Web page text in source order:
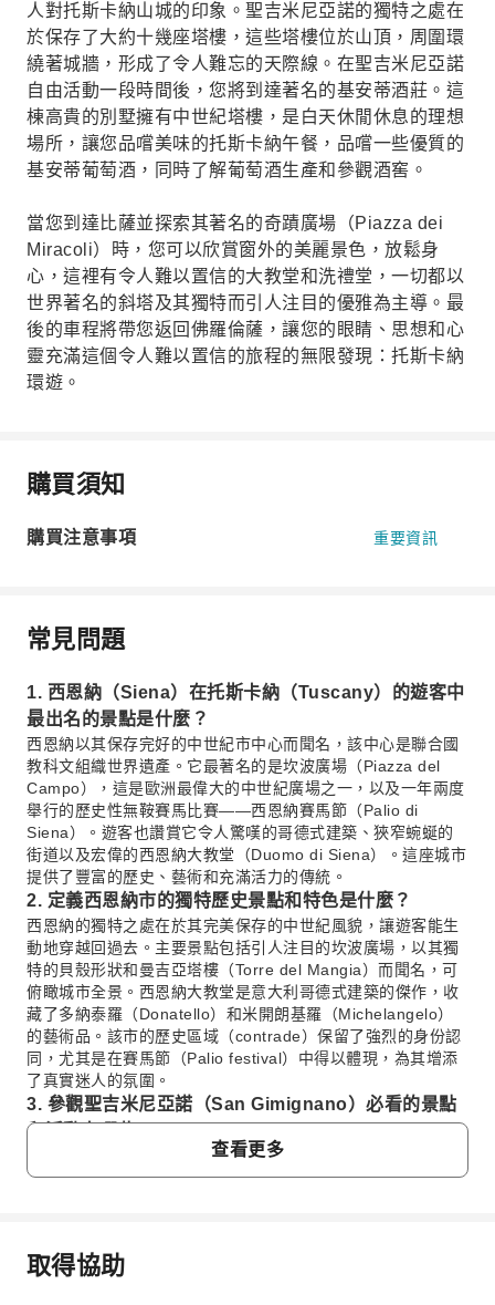
人對托斯卡納山城的印象。聖吉米尼亞諾的獨特之處在
於保存了大約十幾座塔樓，這些塔樓位於山頂，周圍環
繞著城牆，形成了令人難忘的天際線。在聖吉米尼亞諾
自由活動一段時間後，您將到達著名的基安蒂酒莊。這
棟高貴的別墅擁有中世紀塔樓，是白天休閒休息的理想
場所，讓您品嚐美味的托斯卡納午餐，品嚐一些優質的
基安蒂葡萄酒，同時了解葡萄酒生產和參觀酒窖。
當您到達比薩並探索其著名的奇蹟廣場（Piazza dei
Miracoli）時，您可以欣賞窗外的美麗景色，放鬆身
心，這裡有令人難以置信的大教堂和洗禮堂，一切都以
世界著名的斜塔及其獨特而引人注目的優雅為主導。最
後的車程將帶您返回佛羅倫薩，讓您的眼睛、思想和心
靈充滿這個令人難以置信的旅程的無限發現：托斯卡納
環遊。
購買須知
購買注意事項 重要資訊
常見問題
1. 西恩納（Siena）在托斯卡納（Tuscany）的遊客中
最出名的景點是什麼？
西恩納以其保存完好的中世紀市中心而聞名，該中心是聯合國
教科文組織世界遺產。它最著名的是坎波廣場（Piazza del
Campo），這是歐洲最偉大的中世紀廣場之一，以及一年兩度
舉行的歷史性無鞍賽馬比賽——西恩納賽馬節（Palio di
Siena）。遊客也讚賞它令人驚嘆的哥德式建築、狹窄蜿蜒的
街道以及宏偉的西恩納大教堂（Duomo di Siena）。這座城市
提供了豐富的歷史、藝術和充滿活力的傳統。
2. 定義西恩納市的獨特歷史景點和特色是什麼？
西恩納的獨特之處在於其完美保存的中世紀風貌，讓遊客能生
動地穿越回過去。主要景點包括引人注目的坎波廣場，以其獨
特的貝殼形狀和曼吉亞塔樓（Torre del Mangia）而聞名，可
俯瞰城市全景。西恩納大教堂是意大利哥德式建築的傑作，收
藏了多納泰羅（Donatello）和米開朗基羅（Michelangelo）
的藝術品。該市的歷史區域（contrade）保留了強烈的身份認
同，尤其是在賽馬節（Palio festival）中得以體現，為其增添
了真實迷人的氛圍。
3. 參觀聖吉米尼亞諾（San Gimignano）必看的景點
和活動有哪些？
參觀聖吉米尼亞諾時，一個亮點是探索其保存完好的中世紀塔
樓，這也為它贏得了「塔樓之城」的綽號。千萬不要錯過攀登
di Santa Maria Assunta，即主教堂），並探索迷人的狹窄街
查看更多
常見問題
取得協助